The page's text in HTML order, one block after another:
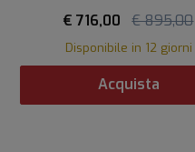
€ 716,00
€ 895,00
Disponibile in 12 giorni
Acquista